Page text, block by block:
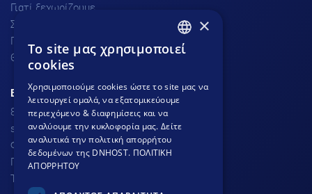
Γιατί ξεχωρίζουμε
Σχόλια πελατών
Προσφορές
Θέσεις Εργασίας
ΕΞΥΠΗΡΕΤΗΣΗ ΠΕΛΑΤΩΝ
801.300.3520 - 210.953.6767
support
dnhost.gr
Φόρμα επικοινωνίας
Γνωσιακή βάση
Τρόποι Πληρωμής
GREEK
×
To site μας χρησιμοποιεί
cookies
Χρησιμοποιούμε cookies ώστε το site μας να
λειτουργεί ομαλά, να εξατομικεύουμε
περιεχόμενο & διαφημίσεις και να
αναλύουμε την κυκλοφορία μας. Δείτε
αναλυτικά την πολιτική απορρήτου
δεδομένων της DNHOST. ΠΟΛΙΤΙΚΗ
ΑΠΟΡΡΗΤΟΥ